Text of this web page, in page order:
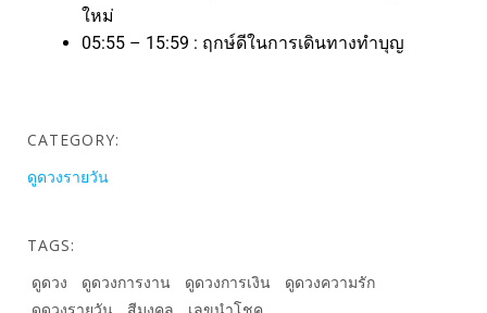
ใหม่
05:55 – 15:59 : ฤกษ์ดีในการเดินทางทำบุญ
CATEGORY:
ดูดวงรายวัน
TAGS:
ดูดวง
ดูดวงการงาน ดูดวงการเงิน
ดูดวงความรัก